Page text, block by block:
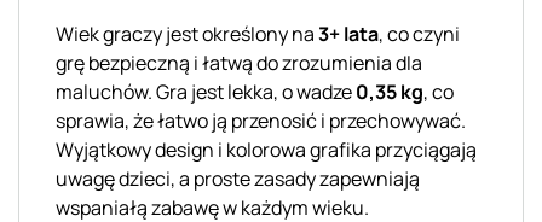
Wiek graczy jest określony na3+ lata, co czyni
grę bezpieczną i łatwą do zrozumienia dla
maluchów. Gra jest lekka, o wadze0,35 kg, co
sprawia, że łatwo ją przenosić i przechowywać.
Wyjątkowy design i kolorowa grafika przyciągają
uwagę dzieci, a proste zasady zapewniają
wspaniałą zabawę w każdym wieku.